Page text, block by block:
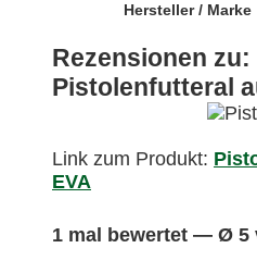
Hersteller / Marke
Rezensionen zu:
Pistolenfutteral
Link zum Produkt:
EVA
1 mal bewertet — Ø 5